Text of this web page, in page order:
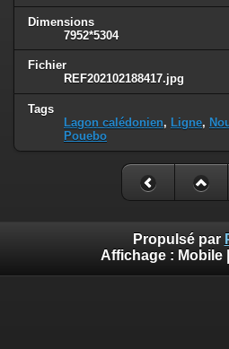
Dimensions
7952*5304
Fichier
REF202102188417.jpg
Tags
Lagon calédonien, Ligne,
Pouebo
Propulsé par
Affichage : Mobile